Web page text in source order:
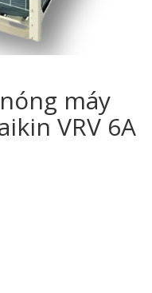
máy
VRV 6A